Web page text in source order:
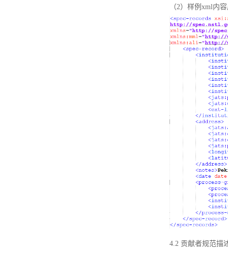
（2）样例xml内
4.2 贡献者规范描